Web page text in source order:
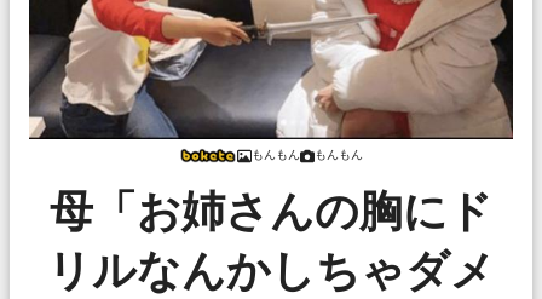
もんもん もんもん
母「お姉さんの胸にド
リルなんかしちゃダメ